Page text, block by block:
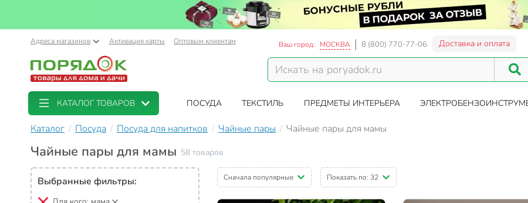
Адреса магазинов Активация карты Оптовым клиентам Ваш город: МОСКВА 8 (800) 770-77-06 Доставка и оплата
КАТАЛОГ ТОВАРОВ ПОСУДА ТЕКСТИЛЬ ПРЕДМЕТЫ ИНТЕРЬЕРА
Каталог Посуда Посуда для напитков Чайные пары Чайные пары для мамы
Чайные пары для мамы 58 товаров
Выбранные фильтры: Сначала популярные Показать по: 32